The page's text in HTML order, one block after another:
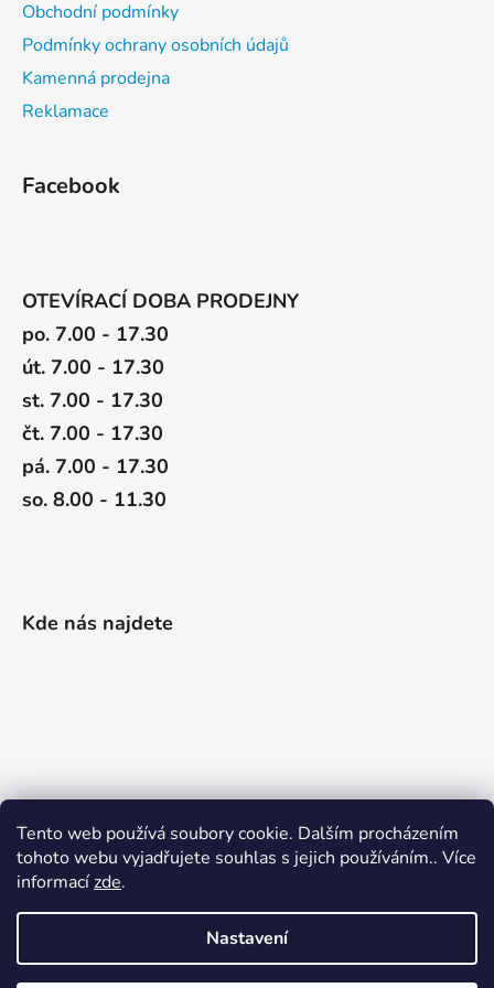
Tento web používá soubory cookie. Dalším procházením
tohoto webu vyjadřujete souhlas s jejich používáním.. Více
informacízde.
Nastavení
Obchodní podmínky
Podmínky ochrany osobních údajů
Kamenná prodejna
Reklamace
Facebook
OTEVÍRACÍ DOBA PRODEJNY
po. 7.00 - 17.30
út. 7.00 - 17.30
st. 7.00 - 17.30
čt. 7.00 - 17.30
pá. 7.00 - 17.30
so. 8.00 - 11.30
Kde nás najdete